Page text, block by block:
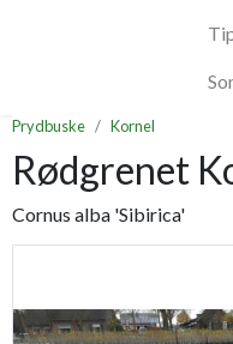
Prydbuske Kornel
Rødgrenet
Cornus alba 'Sibirica'